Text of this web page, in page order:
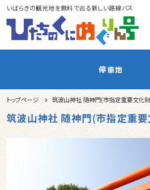
いばらきの観光地を無料で巡る新しい路線バス
停車地
トップページ 筑波山神社 随神門(市指定重要文化
筑波山神社 随神門(市指定重